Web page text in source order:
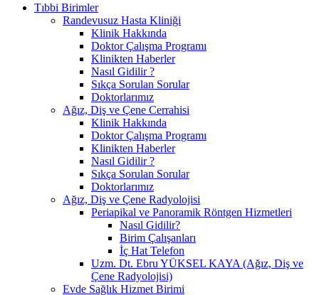
Tıbbi Birimler
Randevusuz Hasta Kliniği
Klinik Hakkında
Doktor Çalışma Programı
Klinikten Haberler
Nasıl Gidilir ?
Sıkça Sorulan Sorular
Doktorlarımız
Ağız, Diş ve Çene Cerrahisi
Klinik Hakkında
Doktor Çalışma Programı
Klinikten Haberler
Nasıl Gidilir ?
Sıkça Sorulan Sorular
Doktorlarımız
Ağız, Diş ve Çene Radyolojisi
Periapikal ve Panoramik Röntgen Hizmetleri
Nasıl Gidilir?
Birim Çalışanları
İç Hat Telefon
Uzm. Dt. Ebru YÜKSEL KAYA (Ağız, Diş ve
Çene Radyolojisi)
Evde Sağlık Hizmet Birimi